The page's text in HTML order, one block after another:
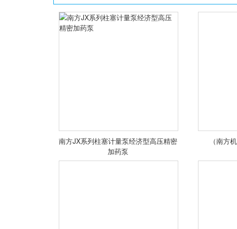
南方JX系列柱塞计量泵经济型高压
精密加药泵
南方JX系列柱塞计量泵经济型高压精密
加药泵
（南方